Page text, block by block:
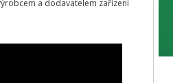
a dodavatelem zařízení